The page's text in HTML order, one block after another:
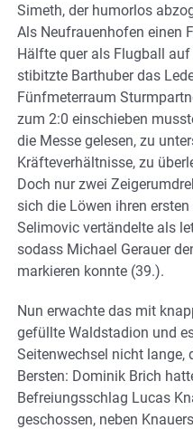
Simeth, der humorlos
Als Neufrauenhofen einen
Hälfte quer als Flugball
stibitzte Barthuber das
Fünfmeterraum
zum 2:0 einschieben
die Messe gelesen, zu
Kräfteverhältnisse, zu
Doch nur zwei
sich die Löwen ihren
Selimovic vertändelte als
sodass Michael Gerauer
markieren konnte (39.).
Nun erwachte das mit
gefüllte Waldstadion und
Seitenwechsel nicht lange,
Bersten: Dominik Brich
Befreiungsschlag Lucas
geschossen, neben